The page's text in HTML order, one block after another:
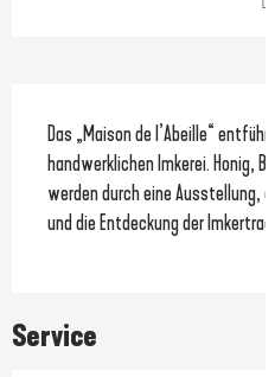
Beschreibung
Das „Maison de l’Abeille“ entführt
handwerklichen Imkerei. Honig,
werden durch eine Ausstellung,
und die Entdeckung der
Service